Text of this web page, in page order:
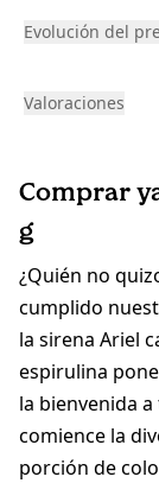
Evolución del
Valoraciones
Comprar
g
¿Quién no
cumplido
la sirena Ariel
espirulina
la bienvenida
comience la
porción de